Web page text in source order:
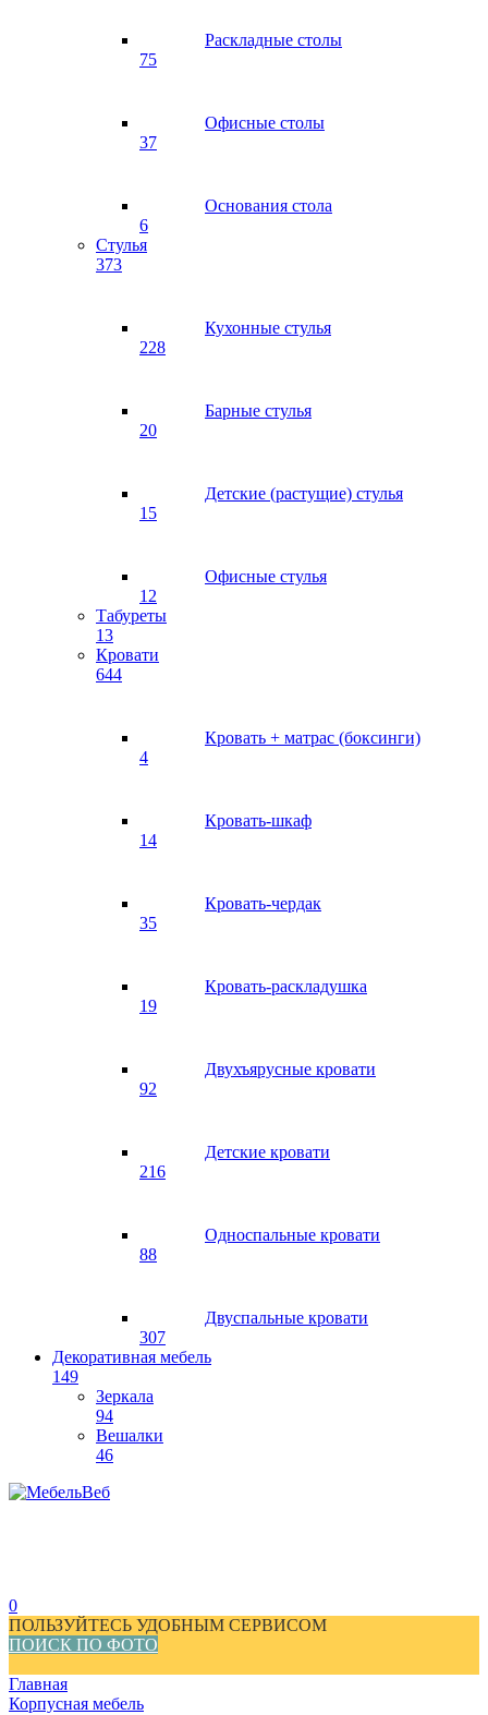
Раскладные столы
75
Офисные столы
37
Основания стола
6
Стулья
373
Кухонные стулья
228
Барные стулья
20
Детские (растущие) стулья
15
Офисные стулья
12
Табуреты
13
Кровати
644
Кровать + матрас (боксинги)
4
Кровать-шкаф
14
Кровать-чердак
35
Кровать-раскладушка
19
Двухъярусные кровати
92
Детские кровати
216
Односпальные кровати
88
Двуспальные кровати
307
Декоративная мебель
149
Зеркала
94
Вешалки
46
0
ПОЛЬЗУЙТЕСЬ УДОБНЫМ СЕРВИСОМ
ПОИСК ПО ФОТО
Главная
Корпусная мебель